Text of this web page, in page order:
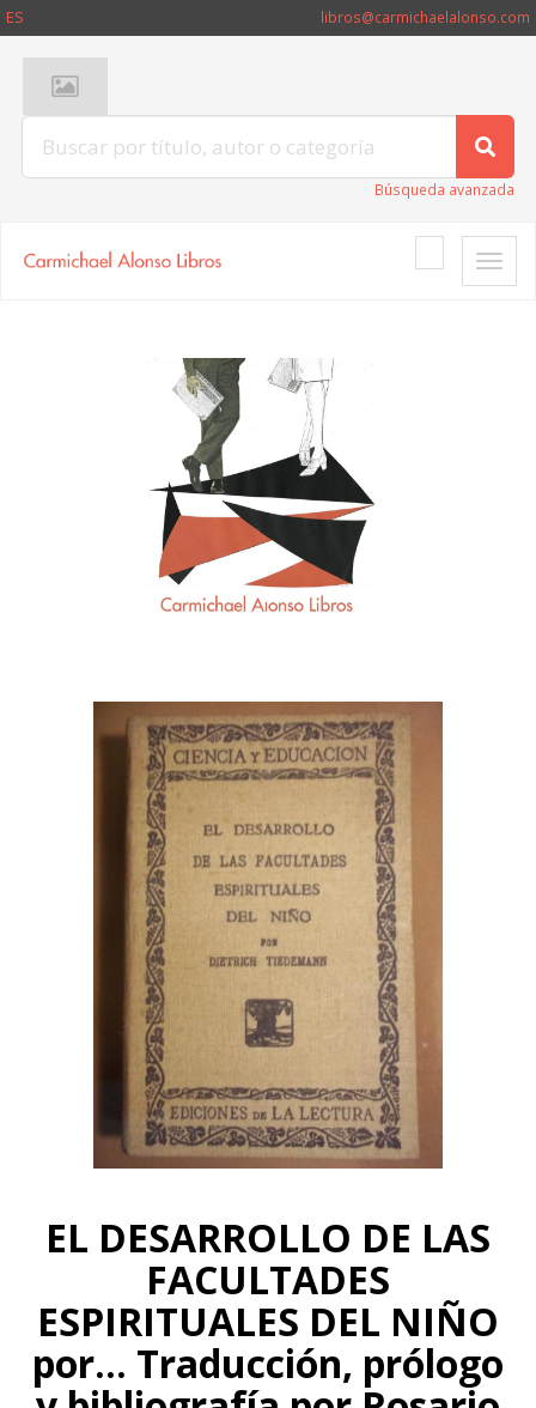
ES libros@carmichaelalonso.com
Búsqueda avanzada
Toggle
EL DESARROLLO DE LAS
FACULTADES
ESPIRITUALES DEL NIÑO
por... Traducción, prólogo